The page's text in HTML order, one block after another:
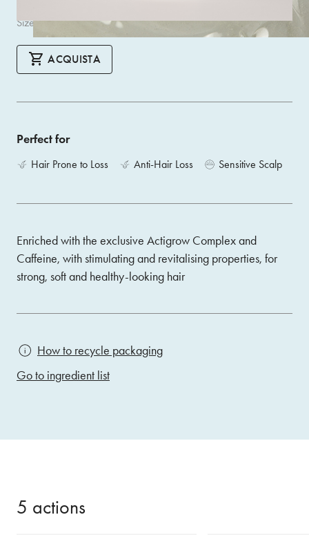
Size 400ML
ACQUISTA
Perfect for
Hair Prone to Loss Anti-Hair Loss Sensitive Scalp
Enriched with the exclusive Actigrow Complex and
Caffeine, with stimulating and revitalising properties, for
strong, soft and healthy-looking hair
How to recycle packaging
Go to ingredient list
5 actions